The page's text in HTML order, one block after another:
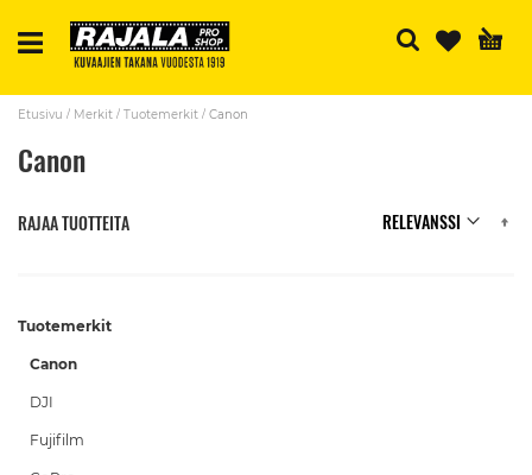
Etusivu Merkit Tuotemerkit Canon
Canon
Tuotemerkit
Canon
DJI
Fujifilm
RAJAA TUOTTEITA